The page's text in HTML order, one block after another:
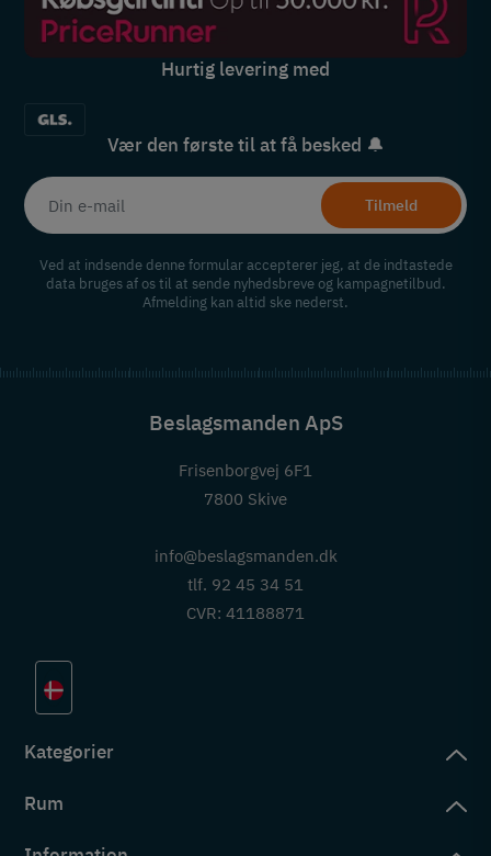
Hurtig levering med
Vær den første til at få besked 🔔
Tilmeld
Ved at indsende denne formular accepterer jeg, at de indtastede
data bruges af os til at sende nyhedsbreve og kampagnetilbud.
Afmelding kan altid ske nederst.
Beslagsmanden ApS
Frisenborgvej 6F1
7800 Skive
info@beslagsmanden.dk
tlf. 92 45 34 51
CVR: 41188871
Kategorier
Rum